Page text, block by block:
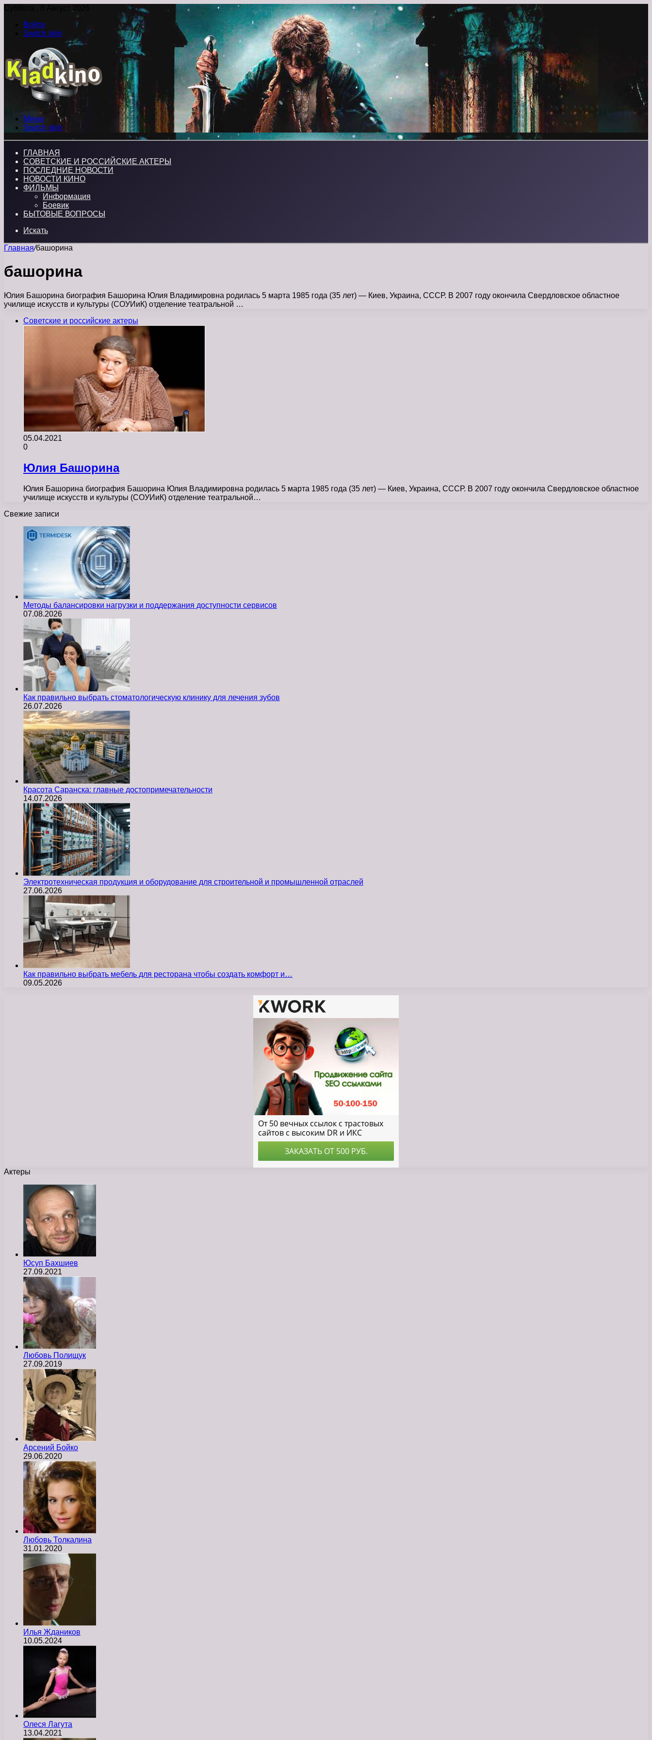
Суббота , 8 Август 2026
Войти
Switch skin
Меню
Switch skin
ГЛАВНАЯ
СОВЕТСКИЕ И РОССИЙСКИЕ АКТЕРЫ
ПОСЛЕДНИЕ НОВОСТИ
НОВОСТИ КИНО
ФИЛЬМЫ
Информация
Боевик
БЫТОВЫЕ ВОПРОСЫ
Искать
Главная/башорина
башорина
Юлия Башорина биография Башорина Юлия Владимировна родилась 5 марта 1985 года (35 лет) — Киев, Украина, СССР. В 2007 году окончила Свердловское областное
училище искусств и культуры (СОУИиК) отделение театральной …
Советские и российские актеры
05.04.2021
0
Юлия Башорина
Юлия Башорина биография Башорина Юлия Владимировна родилась 5 марта 1985 года (35 лет) — Киев, Украина, СССР. В 2007 году окончила Свердловское областное
училище искусств и культуры (СОУИиК) отделение театральной…
Свежие записи
Методы балансировки нагрузки и поддержания доступности сервисов
07.08.2026
Как правильно выбрать стоматологическую клинику для лечения зубов
26.07.2026
Красота Саранска: главные достопримечательности
14.07.2026
Электротехническая продукция и оборудование для строительной и промышленной отраслей
27.06.2026
Как правильно выбрать мебель для ресторана чтобы создать комфорт и…
09.05.2026
Актеры
Юсуп Бахшиев
27.09.2021
Любовь Полищук
27.09.2019
Арсений Бойко
29.06.2020
Любовь Толкалина
31.01.2020
Илья Ждаников
10.05.2024
Олеся Лагута
13.04.2021